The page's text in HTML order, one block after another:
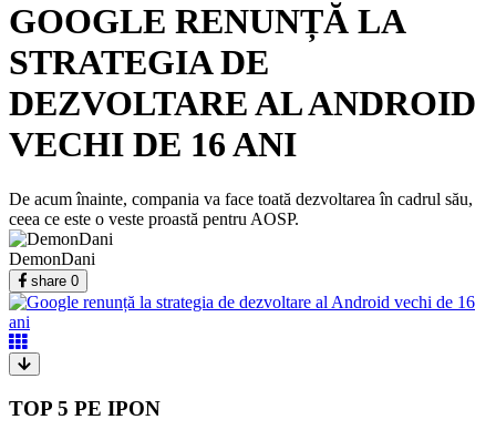
GOOGLE RENUNȚĂ LA
STRATEGIA DE
DEZVOLTARE AL ANDROID
VECHI DE 16 ANI
De acum înainte, compania va face toată dezvoltarea în cadrul său,
ceea ce este o veste proastă pentru AOSP.
DemonDani
share 0
TOP 5 PE IPON